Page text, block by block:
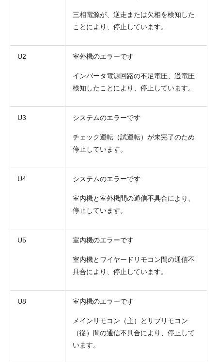
三相電源が、逆走または欠相を検知した
ことにより、停止しています。
U2 室外機のエラーです
インバータ電源回路の不足電圧、過電圧
検知したことにより、停止しています。
U3 システムのエラーです
チェック運転（試運転）が未完了のため
停止しています。
U4 システムのエラーです
室内機と室外機間の通信不具合により、
停止しています。
U5 室内機のエラーです
室内機とワイヤードリモコン間の通信不
具合により、停止しています。
U8 室内機のエラーです
メインリモコン（主）とサブリモコン
（従）間の通信不具合により、停止して
います。